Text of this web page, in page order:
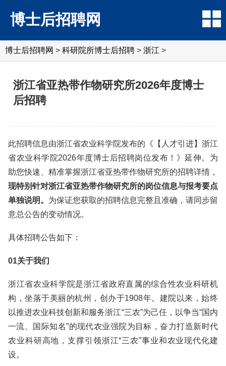
博士后招聘网
博士后招聘网 > 科研院所博士后招聘 > 浙江 >
浙江省亚热带作物研究所2026年度博士
后招聘
此招聘信息由浙江省农业科学院发布的《【人才引进】浙江
省农业科学院2026年度博士后招聘岗位发布！》延伸。为
助您快速、精准掌握浙江省亚热带作物研究所的招聘详情，
现特别针对浙江省亚热带作物研究所的岗位信息与报考要点
单独说明。 为保证您获取的招聘信息完整且准确，请同步留
意总公告的变动情况。
具体招聘公告如下：
01关于我们
浙江省农业科学院是浙江省政府直属的综合性农业科研机
构，坐落于美丽的杭州，创办于1908年。建院以来，始终
以推进农业科技创新和服务浙江“三农”为己任，以争当“国内
一流、国际知名”的现代农业强院为目标，奋力打造新时代
农业科研高地，支撑引领浙江“三农”事业和农业现代化建
设。